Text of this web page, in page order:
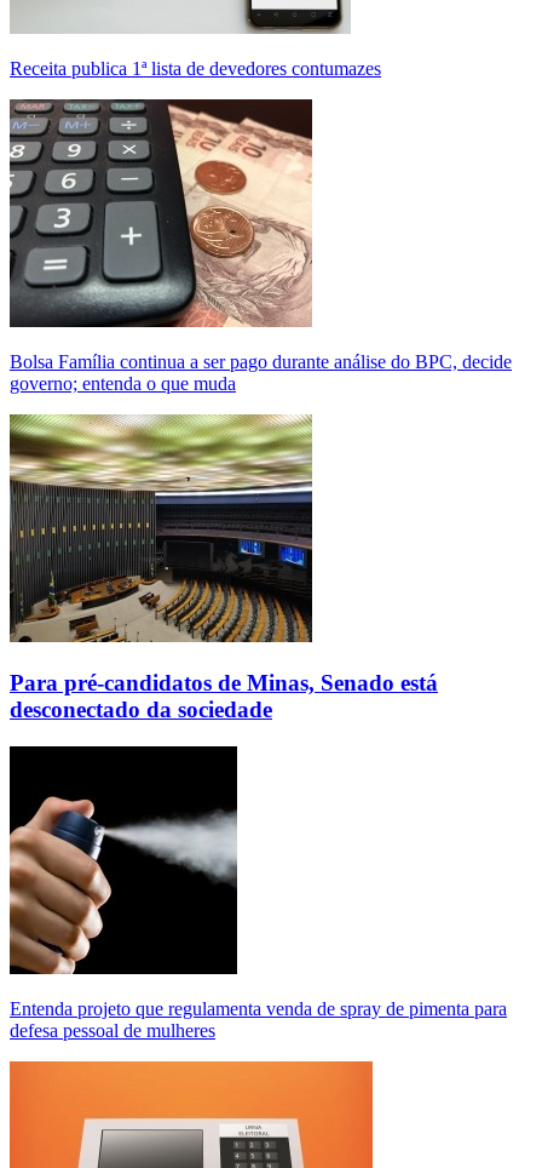
Receita publica 1ª lista de devedores contumazes
Bolsa Família continua a ser pago durante análise do BPC, decide
governo; entenda o que muda
Para pré-candidatos de Minas, Senado está
desconectado da sociedade
Entenda projeto que regulamenta venda de spray de pimenta para
defesa pessoal de mulheres